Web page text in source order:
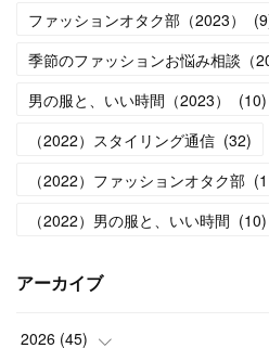
ファッションオタク部（2023）
(9
季節のファッションお悩み相談（
男の服と、いい時間（2023）
(10)
（2022）スタイリング通信 (32)
（2022）ファッションオタク部 (
（2022）男の服と、いい時間 (10)
アーカイブ
2026 (45)